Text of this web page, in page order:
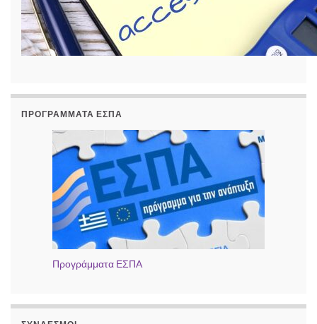
ΠΡΟΓΡΆΜΜΑΤΑ ΕΣΠΑ
Προγράμματα ΕΣΠΑ